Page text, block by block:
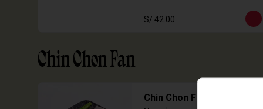
S/ 42.00
Chin Chon Fan
Chin Chon Fan Cha Siu